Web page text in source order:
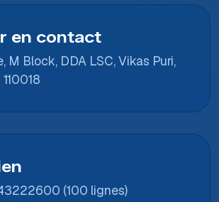
en contact
M Block, DDA LSC, Vikas Puri,
(100 lignes)